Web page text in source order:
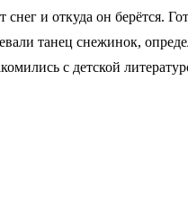
снег и откуда он берётся.
танец снежинок,
с детской